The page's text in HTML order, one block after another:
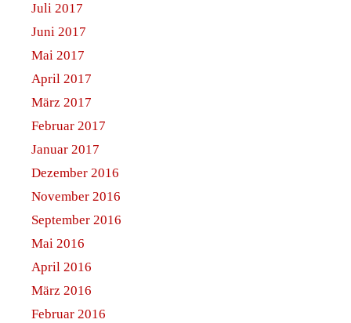
Juli 2017
Juni 2017
Mai 2017
April 2017
März 2017
Februar 2017
Januar 2017
Dezember 2016
November 2016
September 2016
Mai 2016
April 2016
März 2016
Februar 2016